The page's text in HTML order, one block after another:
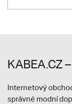
KABEA.CZ
Internetový
správné modní